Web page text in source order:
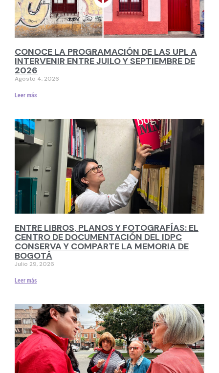
CONOCE LA PROGRAMACIÓN DE LAS UPL A
INTERVENIR ENTRE JUILO Y SEPTIEMBRE DE
2026
Agosto 4, 2026
Leer más
ENTRE LIBROS, PLANOS Y FOTOGRAFÍAS: EL
CENTRO DE DOCUMENTACIÓN DEL IDPC
CONSERVA Y COMPARTE LA MEMORIA DE
BOGOTÁ
Julio 29, 2026
Leer más